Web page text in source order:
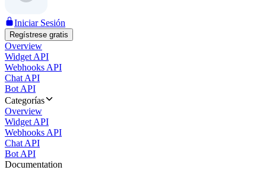
Iniciar Sesión
Regístrese gratis
Overview
Widget API
Webhooks API
Chat API
Bot API
Categorías
Overview
Widget API
Webhooks API
Chat API
Bot API
Documentation